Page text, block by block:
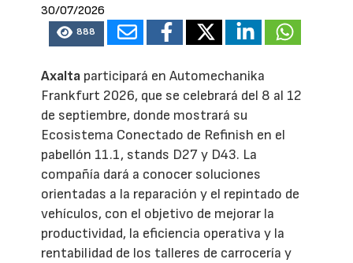
30/07/2026
888
Axalta participará en Automechanika
Frankfurt 2026, que se celebrará del 8 al 12
de septiembre, donde mostrará su
Ecosistema Conectado de Refinish en el
pabellón 11.1, stands D27 y D43. La
compañía dará a conocer soluciones
orientadas a la reparación y el repintado de
vehículos, con el objetivo de mejorar la
productividad, la eficiencia operativa y la
rentabilidad de los talleres de carrocería y